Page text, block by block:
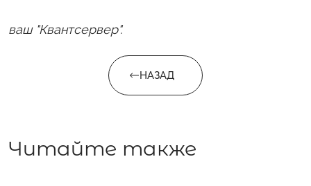
ваш "Квантсервер".
НАЗАД
Читайте также